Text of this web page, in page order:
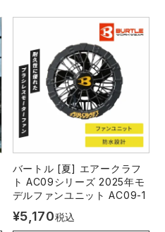
バートル [夏] エアークラフ
ト AC09シリーズ 2025年モ
デルファンユニット AC09-1
¥5,170税込